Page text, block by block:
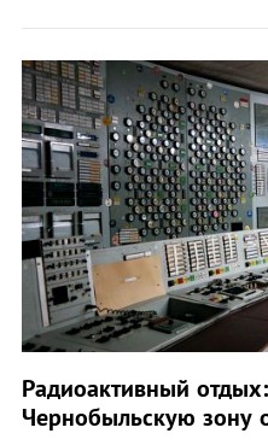
Радиоактивный
Чернобыльскую зону